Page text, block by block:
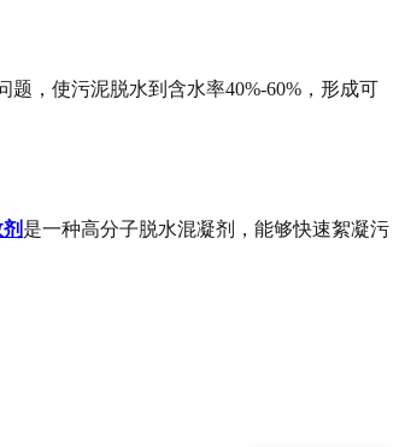
题，使污泥脱水到含水率40%-60%，形成可
是一种高分子脱水混凝剂，能够快速絮凝污